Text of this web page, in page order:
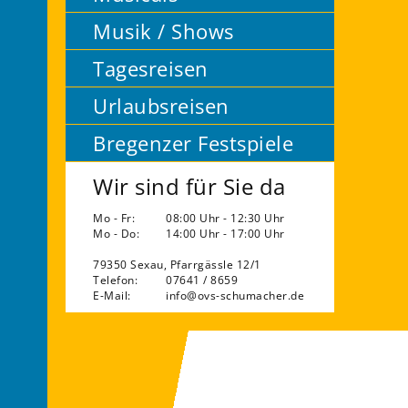
Musik / Shows
Tagesreisen
Urlaubsreisen
Bregenzer Festspiele
Wir sind für Sie da
Mo - Fr:
08:00 Uhr - 12:30 Uhr
Mo - Do:
14:00 Uhr - 17:00 Uhr
79350 Sexau, Pfarrgässle 12/1
Telefon:
07641 / 8659
E-Mail:
info@ovs-schumacher.de